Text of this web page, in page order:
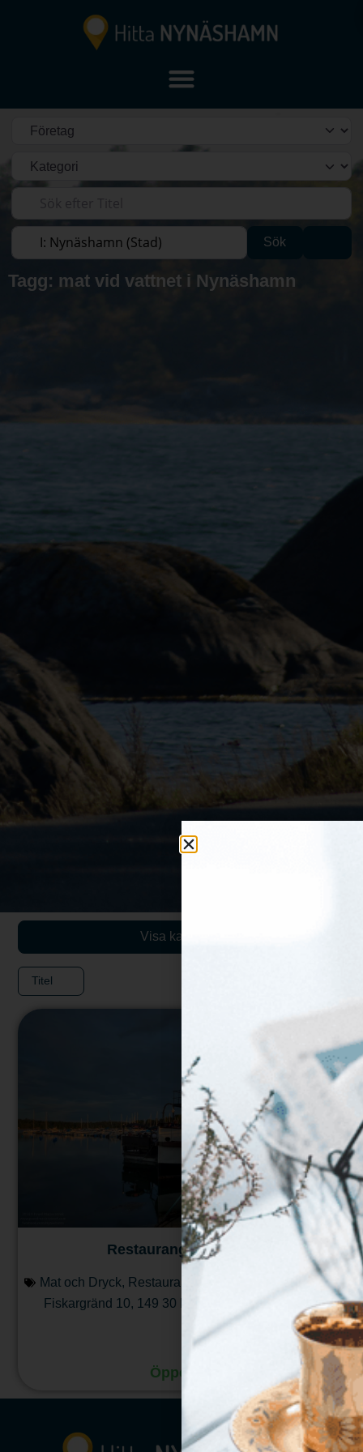
Välj söktyp
Kategori
Sök efter Titel
Sök efter plats
Sök
Tagg: mat vid vattnet i Nynäshamn
Visa karta
Titel
Restaurang M/S Freja
Mat och Dryck, Restaurang
Fiskargränd 10, 149 30
Läs mera
Öppet nu
11:00 - 01:00